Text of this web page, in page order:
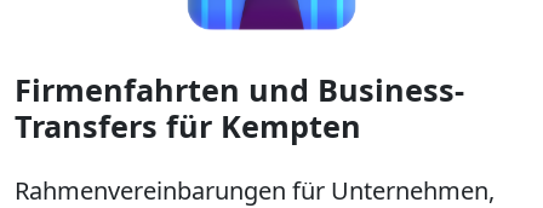
Firmenfahrten und Business-
Transfers für Kempten
Rahmenvereinbarungen für Unternehmen,